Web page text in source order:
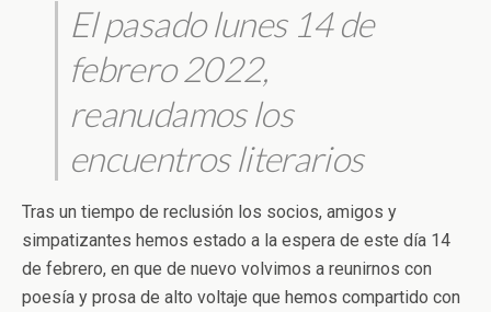
El pasado lunes 14 de
febrero 2022,
reanudamos los
encuentros literarios
Tras un tiempo de reclusión los socios, amigos y
simpatizantes hemos estado a la espera de este día 14
de febrero, en que de nuevo volvimos a reunirnos con
poesía y prosa de alto voltaje que hemos compartido con